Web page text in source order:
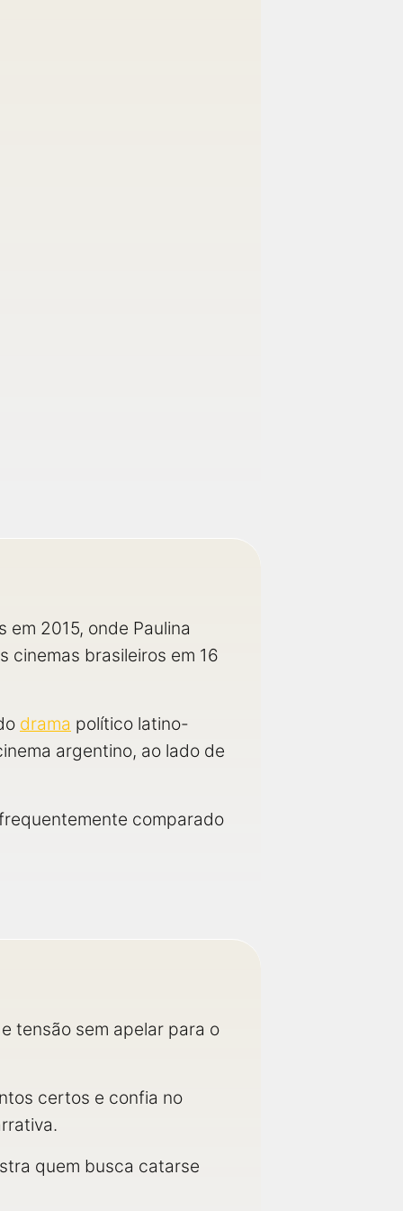
2015, onde Paulina
cinemas brasileiros em 16
drama político latino-
argentino, ao lado de
comparado
tensão sem apelar para o
certos e confia no
quem busca catarse